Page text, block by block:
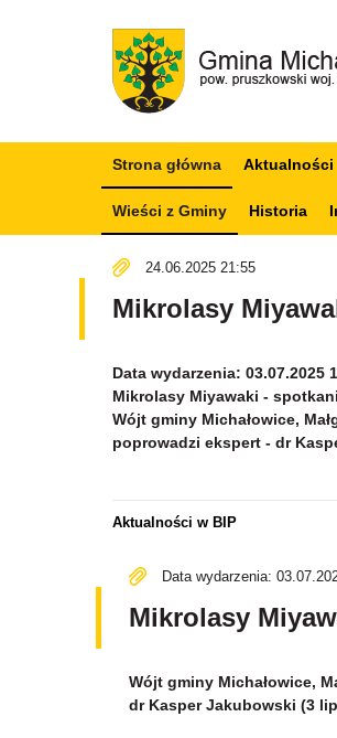
Strona główna Aktualności
Wieści z Gminy Historia
24.06.2025 21:55
Mikrolasy
Data wydarzenia: 03.07.2025
Mikrolasy Miyawaki -
Wójt gminy Michałowice,
poprowadzi ekspert - dr
Aktualności w BIP
Data wydarzenia:
Mikrolasy
Wójt gminy Michałowice,
dr Kasper Jakubowski (3